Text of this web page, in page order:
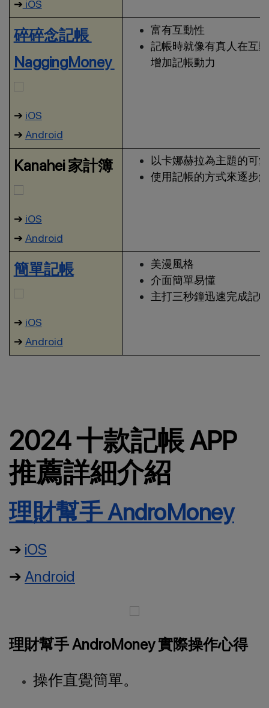
➔ iOS
碎碎念記帳
NaggingMoney
➔ iOS
➔ Android
富有互動性
記帳時就像有真人在互
增加記帳動力
Kanahei 家計簿
➔ iOS
➔ Android
以卡娜赫拉為主題的可
使用記帳的方式來逐步
簡單記帳
➔ iOS
➔ Android
美漫風格
介面簡單易懂
主打三秒鐘迅速完成記帳
2024 十款記帳 APP
推薦詳細介紹
理財幫手AndroMoney
➔ iOS
➔ Android
理財幫手 AndroMoney 實際操作心得
操作直覺簡單。